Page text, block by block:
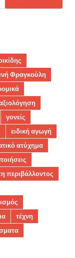
Φραγκούλη
γονείς
ειδική αγωγή
ατύχημα
περιβάλλοντος
τέχνη